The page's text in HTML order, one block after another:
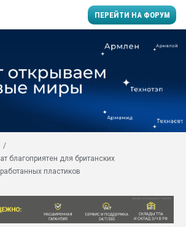
ПЕРЕЙТИ НА ФОРУМ
производство SPC
заводу пластмасс"
28.07.2026
первый план в
благоприятен для британских
пластиков